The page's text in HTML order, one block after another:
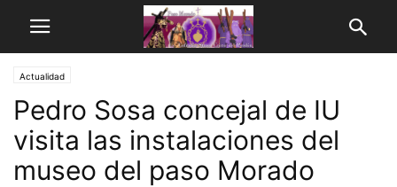
Actualidad
Pedro Sosa concejal de IU
visita las instalaciones del
museo del paso Morado